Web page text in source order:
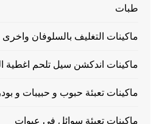
طبات
ماكينات التغليف بالسلوفان واخرى
ماكينات اندكشن سيل تلحم اغطية
ماكينات تعبئة حبوب و حبيبات و بودر
ماكينات تعبئة سوائل فى عبوات